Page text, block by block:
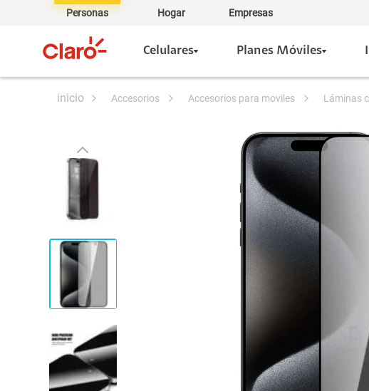
Personas Hogar Empresas
Celulares Planes Móviles
accesorios accesorios para moviles láminas